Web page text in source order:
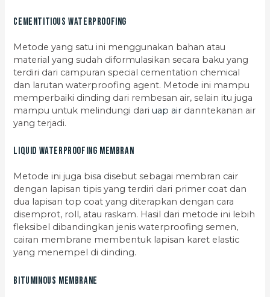
Cementitious Waterproofing
Metode yang satu ini menggunakan bahan atau
material yang sudah diformulasikan secara baku yang
terdiri dari campuran special cementation chemical
dan larutan waterproofing agent. Metode ini mampu
memperbaiki dinding dari rembesan air, selain itu juga
mampu untuk melindungi dariuap air danntekanan air
yang terjadi.
Liquid Waterproofing Membran
Metode ini juga bisa disebut sebagai membran cair
dengan lapisan tipis yang terdiri dari primer coat dan
dua lapisan top coat yang diterapkan dengan cara
disemprot, roll, atau raskam. Hasil dari metode ini lebih
fleksibel dibandingkan jenis waterproofing semen,
cairan membrane membentuk lapisan karet elastic
yang menempel di dinding.
Bituminous Membrane